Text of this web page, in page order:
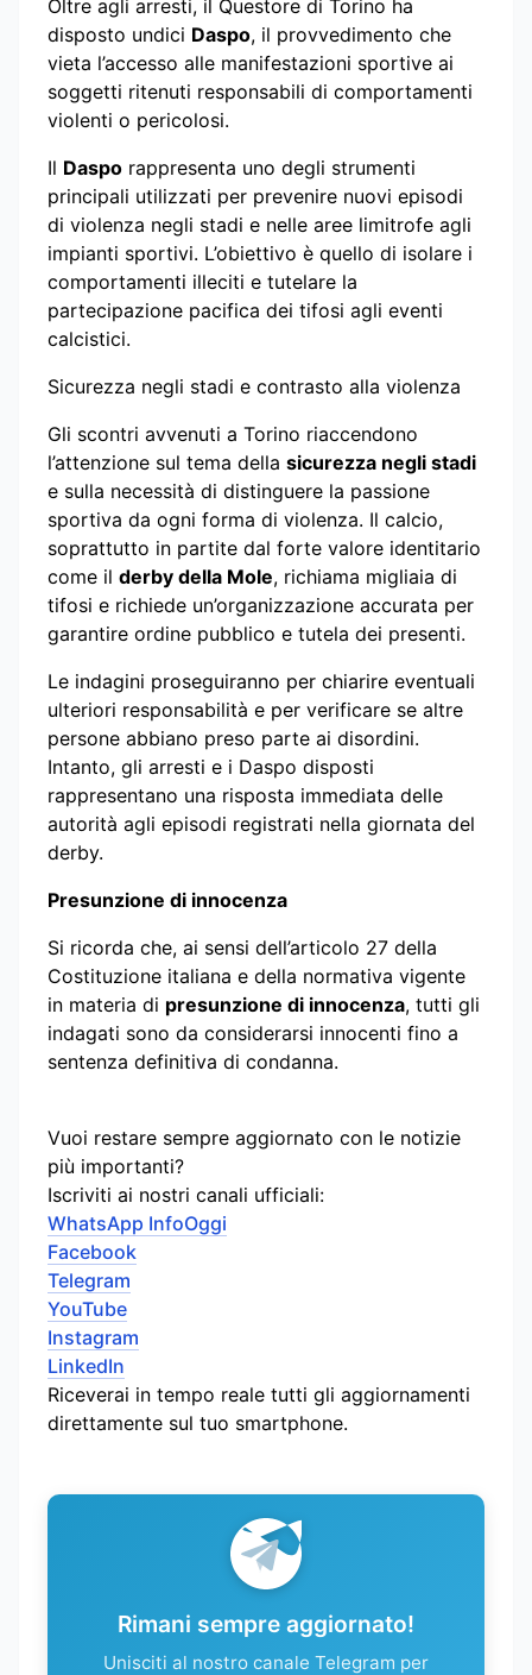
Oltre agli arresti, il Questore di Torino ha
disposto undici Daspo, il provvedimento che
vieta l’accesso alle manifestazioni sportive ai
soggetti ritenuti responsabili di comportamenti
violenti o pericolosi.
Il Daspo rappresenta uno degli strumenti
principali utilizzati per prevenire nuovi episodi
di violenza negli stadi e nelle aree limitrofe agli
impianti sportivi. L’obiettivo è quello di isolare i
comportamenti illeciti e tutelare la
partecipazione pacifica dei tifosi agli eventi
calcistici.
Sicurezza negli stadi e contrasto alla violenza
Gli scontri avvenuti a Torino riaccendono
l’attenzione sul tema della sicurezza negli stadi
e sulla necessità di distinguere la passione
sportiva da ogni forma di violenza. Il calcio,
soprattutto in partite dal forte valore identitario
come il derby della Mole, richiama migliaia di
tifosi e richiede un’organizzazione accurata per
garantire ordine pubblico e tutela dei presenti.
Le indagini proseguiranno per chiarire eventuali
ulteriori responsabilità e per verificare se altre
persone abbiano preso parte ai disordini.
Intanto, gli arresti e i Daspo disposti
rappresentano una risposta immediata delle
autorità agli episodi registrati nella giornata del
derby.
Presunzione di innocenza
Si ricorda che, ai sensi dell’articolo 27 della
Costituzione italiana e della normativa vigente
in materia di presunzione di innocenza, tutti gli
indagati sono da considerarsi innocenti fino a
sentenza definitiva di condanna.
Vuoi restare sempre aggiornato con le notizie
più importanti?
Iscriviti ai nostri canali ufficiali:
WhatsApp InfoOggi
Facebook
Telegram
YouTube
Instagram
LinkedIn
Riceverai in tempo reale tutti gli aggiornamenti
direttamente sul tuo smartphone.
Rimani sempre aggiornato!
Unisciti al nostro canale Telegram per